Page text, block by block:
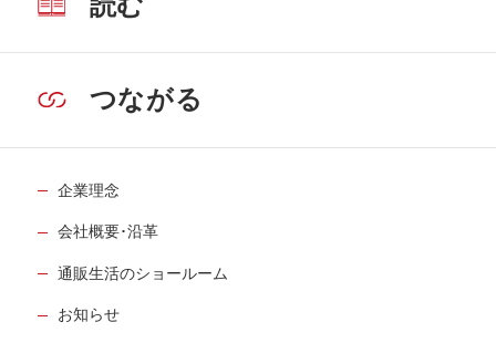
つながる
企業理念
会社概要･沿革
通販生活のショールーム
お知らせ